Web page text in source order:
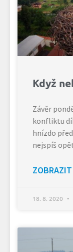
Když
Závěr
konfliktu
hnízdo
nejspíš
18. 8. 2020